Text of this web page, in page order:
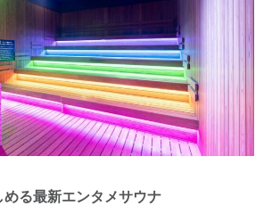
る最新エンタメサウナ